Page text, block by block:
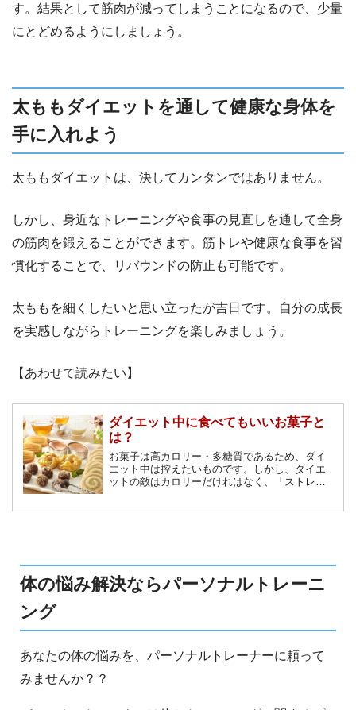
す。結果として筋肉が減ってしまうことになるので、少量
にとどめるようにしましょう。
太ももダイエットを通して健康な身体を
手に入れよう
太ももダイエットは、決してカンタンではありません。
しかし、身近なトレーニングや食事の見直しを通して全身
の筋肉を鍛えることができます。筋トレや健康な食事を習
慣化することで、リバウンドの防止も可能です。
太ももを細くしたいと思い立ったが吉日です。自分の成長
を実感しながらトレーニングを楽しみましょう。
【あわせて読みたい】
ダイエット中に食べてもいいお菓子と
は？
お菓子は高カロリー・多糖質であるため、ダイ
エット中は控えたいものです。しかし、ダイエ
ットの敵はカロリーだけれはなく、「ストレ
体の悩み解決ならパーソナルトレーニ
ング
あなたの体の悩みを、パーソナルトレーナーに頼って
みませんか？？